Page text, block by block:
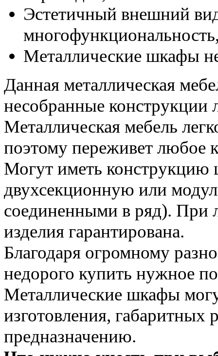
Эстетичный внешний
Металлические шкафы
Данная металлическая
несобранные конструкции
Металлическая мебель
поэтому переживет любое
Могут иметь
двухсекционную или
соединенными в ряд). При
изделия гарантирована.
Благодаря огромному
недорого купить нужное
Металлические шкафы
изготовления,
предназначению.